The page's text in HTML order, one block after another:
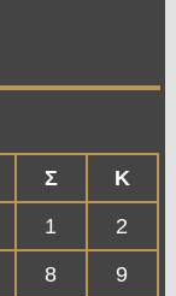
Σ
Κ
1
2
8
9